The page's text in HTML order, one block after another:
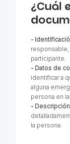
¿Cuál
-
responsable,
participante.
- Datos de
identificar a
alguna
persona en
-
la persona.